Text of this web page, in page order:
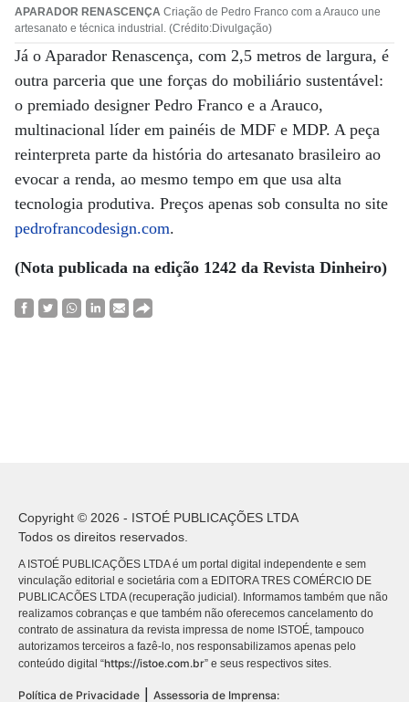
APARADOR RENASCENÇA Criação de Pedro Franco com a Arauco une
artesanato e técnica industrial. (Crédito:Divulgação)
Já o Aparador Renascença, com 2,5 metros de largura, é
outra parceria que une forças do mobiliário sustentável:
o premiado designer Pedro Franco e a Arauco,
multinacional líder em painéis de MDF e MDP. A peça
reinterpreta parte da história do artesanato brasileiro ao
evocar a renda, ao mesmo tempo em que usa alta
tecnologia produtiva. Preços apenas sob consulta no site
pedrofrancodesign.com.
(Nota publicada na edição 1242 da Revista Dinheiro)
Copyright © 2026 - ISTOÉ PUBLICAÇÕES LTDA
Todos os direitos reservados.
A ISTOÉ PUBLICAÇÕES LTDA é um portal digital independente e sem
vinculação editorial e societária com a EDITORA TRES COMÉRCIO DE
PUBLICACÕES LTDA (recuperação judicial). Informamos também que não
realizamos cobranças e que também não oferecemos cancelamento do
contrato de assinatura da revista impressa de nome ISTOÉ, tampouco
autorizamos terceiros a fazê-lo, nos responsabilizamos apenas pelo
conteúdo digital “https://istoe.com.br” e seus respectivos sites.
Política de Privacidade Assessoria de Imprensa: